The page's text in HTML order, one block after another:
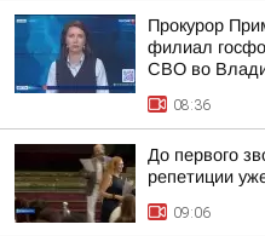
Прокурор
филиал
СВО во
08:36
До первого
репетиции
09:06